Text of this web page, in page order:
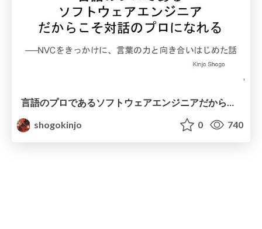
言語のプロであるソフトウェアエンジニアだからこそ、対話のプロになれる ーNVCをきっかけに、言葉の力と向き合いはじめた話
shogokinjo
0 740